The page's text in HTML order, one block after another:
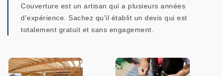
Couverture est un artisan qui a plusieurs années
d'expérience. Sachez qu'il établit un devis qui est
totalement gratuit et sans engagement.